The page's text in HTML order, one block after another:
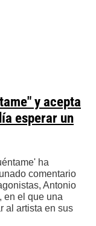
y acepta
esperar un
ha
comentario
Antonio
en el que una
al artista en sus